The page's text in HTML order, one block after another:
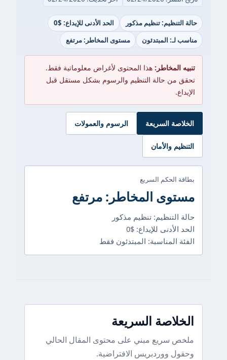
حالة التنظيم: تنظيم مذكور
الحد الأدنى للإيداع: $0
مناسب لـ: المبتدئون
مستوى المخاطر: مرتفع
تنبيه المخاطر: هذا المحتوى لأغراض معلوماتية فقط.
تحقق من حالة التنظيم والرسوم بشكل مستقل قبل
الإيداع.
الخلاصة السريعة الرسوم والعمولات
التنظيم والأمان
بطاقة الحكم السريع
مستوى المخاطر: مرتفع
حالة التنظيم: تنظيم مذكور
الحد الأدنى للإيداع: $0
الفئة المناسبة: المبتدئون فقط
الخلاصة السريعة
ملخص سريع مبني على محتوى المقال الحالي
وحقول ووردبريس الافتراضية.